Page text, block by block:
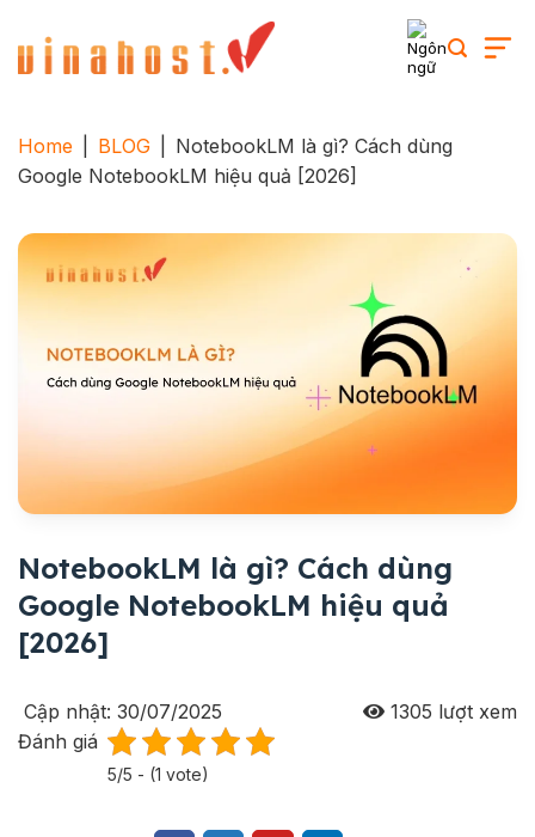
content
Home BLOG
NotebookLM là gì? Cách dùng
Google NotebookLM hiệu quả [2026]
NotebookLM là gì? Cách dùng
Google NotebookLM hiệu quả
[2026]
Cập nhật: 30/07/2025 1305 lượt xem
Đánh giá
5/5 - (1 vote)